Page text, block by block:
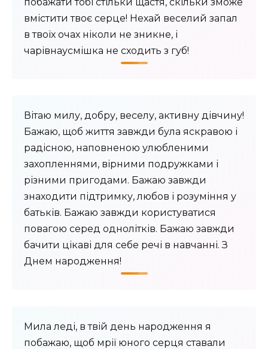
вмістити твоє серце! Нехай веселий запал
в твоїх очах ніколи не зникне, і
чарівнаусмішка не сходить з губ!
Вітаю милу, добру, веселу, активну дівчину!
Бажаю, щоб життя завжди була яскравою і
радісною, наповненою улюбленими
захопленнями, вірними подружками і
різними пригодами. Бажаю завжди
знаходити підтримку, любов і розуміння у
батьків. Бажаю завжди користуватися
повагою серед однолітків. Бажаю завжди
бачити цікаві для себе речі в навчанні. З
Днем народження!
Мила леді, в твій день народження я
побажаю, щоб мрії юного серця ставали